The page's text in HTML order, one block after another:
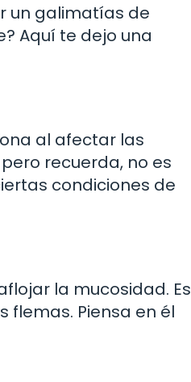
un galimatías de
Aquí te dejo una
al afectar las
recuerda, no es
condiciones de
la mucosidad. Es
flemas. Piensa en él